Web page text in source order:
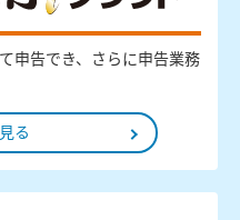
申告でき、さらに申告業務
る